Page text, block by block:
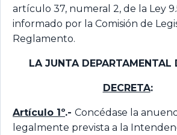
artículo 37, numeral 2, de la Ley
informado por la Comisión de
Reglamento.
LA JUNTA DEPARTAMENTAL
DECRETA:
Artículo 1º.- Concédase la
legalmente prevista a la